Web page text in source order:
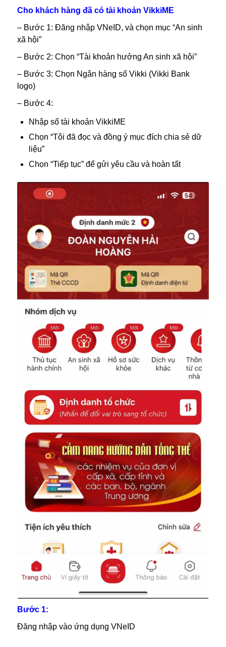
Cho khách hàng đã có tài khoản VikkiME
– Bước 1: Đăng nhập VNeID, và chọn mục “An sinh
xã hội”
– Bước 2: Chọn “Tài khoản hưởng An sinh xã hội”
– Bước 3: Chọn Ngân hàng số Vikki (Vikki Bank
logo)
– Bước 4:
Nhập số tài khoản VikkiME
Chọn “Tôi đã đọc và đồng ý mục đích chia sẻ dữ
liệu”
Chọn “Tiếp tục” để gửi yêu cầu và hoàn tất
Bước 1:
Đăng nhập vào ứng dụng VNeID